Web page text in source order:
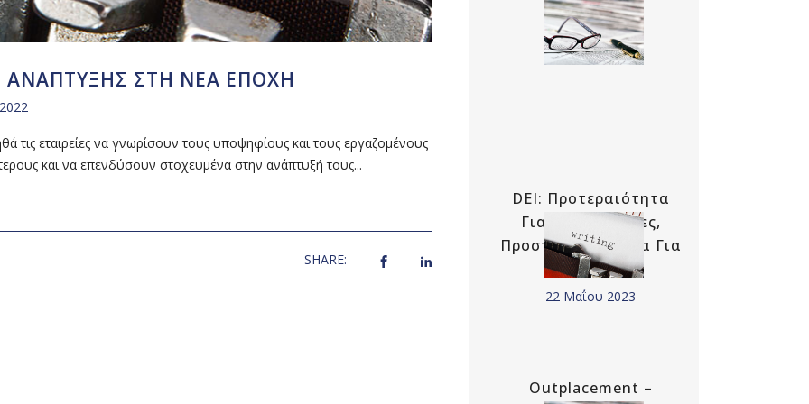
ΑΝΑΠΤΥΞΗΣ ΣΤΗ ΝΕΑ ΕΠΟΧΗ
τις εταιρείες να γνωρίσουν τους υποψηφίους και τους εργαζομένους
και να επενδύσουν στοχευμένα στην ανάπτυξή τους...
SHARE:
DEI: Προτεραιότητα
Για Τις Εταιρείες,
Προστιθέμενη Αξία Για
Τα Άτομα
22 Μαΐου 2023
Outplacement –